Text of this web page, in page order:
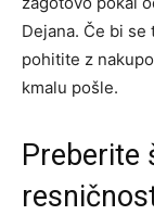
Dejana. Če bi
pohitite z
kmalu pošle.
Preberite